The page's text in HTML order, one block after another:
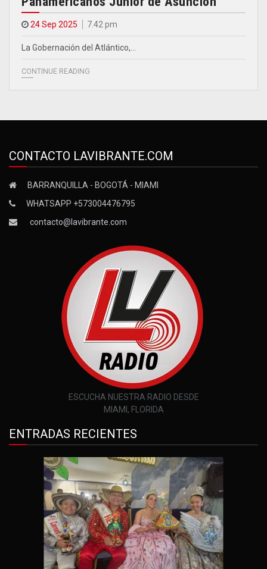
24 Sep 2025 7.42 pm
La Gobernación del Atlántico,…
CONTINUE READING
CONTACTO LAVIBRANTE.COM
BARRANQUILLA - BOGOTÁ - MIAMI
WHATSAPP +573004476795
contacto@lavibrante.com
ESCUCHA NUESTRA RADIO DESDE
MIAMI, FLORIDA
ENTRADAS RECIENTES